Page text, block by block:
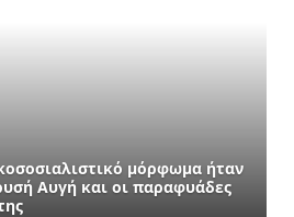
μόρφωμα ήταν
Αυγή και οι παραφυάδες